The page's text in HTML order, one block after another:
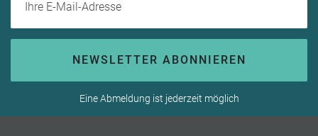
NEWSLETTER ABONNIEREN
Eine Abmeldung ist jederzeit möglich